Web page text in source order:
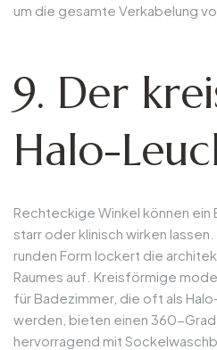
um die gesamte Verkabelung
9. Der
Halo-
Rechteckige Winkel können ein
starr oder klinisch wirken
runden Form lockert die
Raumes auf. Kreisförmige
für Badezimmer, die oft als
werden, bieten einen 360-
hervorragend mit